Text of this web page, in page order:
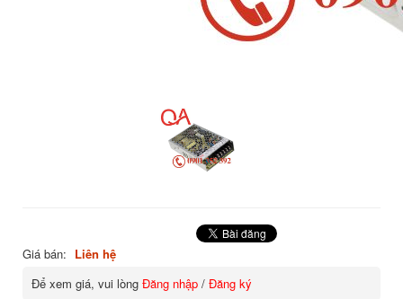
Giá bán: Liên hệ
Để xem giá, vui lòng Đăng nhập / Đăng ký